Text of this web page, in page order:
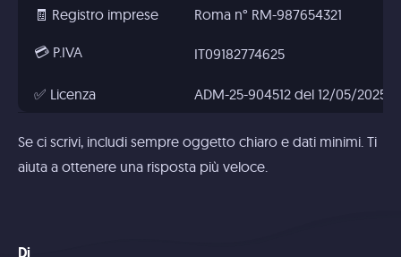
🧾 Registro imprese Roma n° RM-987654321
💳 P.IVA IT09182774625
✅ Licenza ADM-25-904512 del 12/05/2025
Se ci scrivi, includi sempre oggetto chiaro e dati minimi. Ti
aiuta a ottenere una risposta più veloce.